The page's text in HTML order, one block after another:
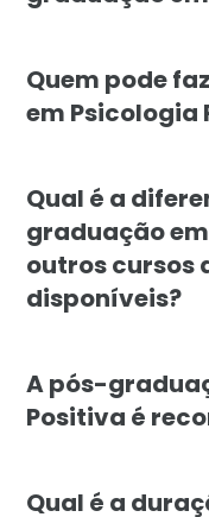
Quem pode
em Psicologia
Qual é a
graduação
outros cursos
disponíveis?
A pós-
Positiva é
Qual é a